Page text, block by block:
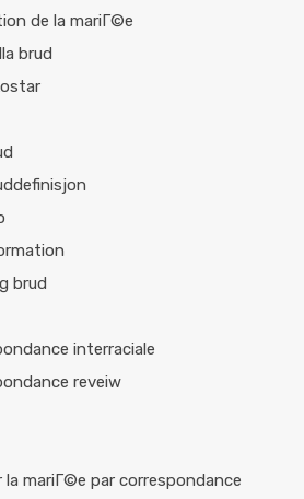
de la mariГ©e
brud
brud
interraciale
reveiw
la mariГ©e par correspondance